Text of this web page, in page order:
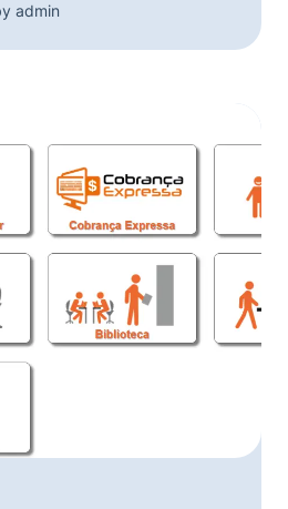
admin